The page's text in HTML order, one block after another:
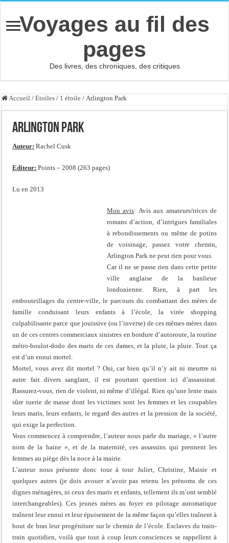
Voyages au fil des
pages
Des livres, des chroniques, des critiques
Accueil / Etoiles / 1 étoile / Arlington Park
Arlington Park
Auteur: Rachel Cusk
Editeur: Points – 2008 (263 pages)
Lu en 2013
Mon avis: Avis aux amateurs/trices de
romans d’action, d’intrigues familiales
à rebondissements ou même de potins
de voisinage, passez votre chemin,
Arlington Park ne peut rien pour vous.
Car il ne se passe rien dans cette petite
ville anglaise de la banlieue
londonienne. Rien, à part les
embouteillages du centre-ville, le parcours du combattant des mères de
famille conduisant leurs enfants à l’école, la virée shopping
culpabilisante parce que jouissive (ou l’inverse) de ces mêmes mères dans
un de ces centres commerciaux sinistres en bordure d’autoroute, la routine
métro-boulot-dodo des maris de ces dames, et la pluie, la pluie. Tout ça
est d’un ennui mortel.
Mortel, vous avez dit mortel ? Oui, car bien qu’il n’y ait ni meurtre ni
autre fait divers sanglant, il est pourtant question ici d’assassinat.
Rassurez-vous, rien de violent, ni même d’illégal. Rien qu’une lente mais
sûre tuerie de masse dont les victimes sont les femmes et les coupables
leurs maris, leurs enfants, le regard des autres et la pression de la société,
qui exige la perfection.
Vous commencez à comprendre, l’auteur nous parle du mariage, « l’autre
nom de la haine », et de la maternité, ces assassins qui prennent les
femmes au piège dès la noce à la mairie.
L’auteur nous présente donc tour à tour Juliet, Christine, Maisie et
quelques autres (je dois avouer n’avoir pas retenu les prénoms de ces
dignes ménagères, ni ceux des maris et enfants, tellement ils m’ont semblé
interchangeables). Ces jeunes mères au foyer en pilotage automatique
traînent leur ennui et leur épuisement de la même façon qu’elles traînent à
bout de bras leur progéniture sur le chemin de l’école. Esclaves du train-
train quotidien, voilà que tout à coup leurs consciences se rappellent à